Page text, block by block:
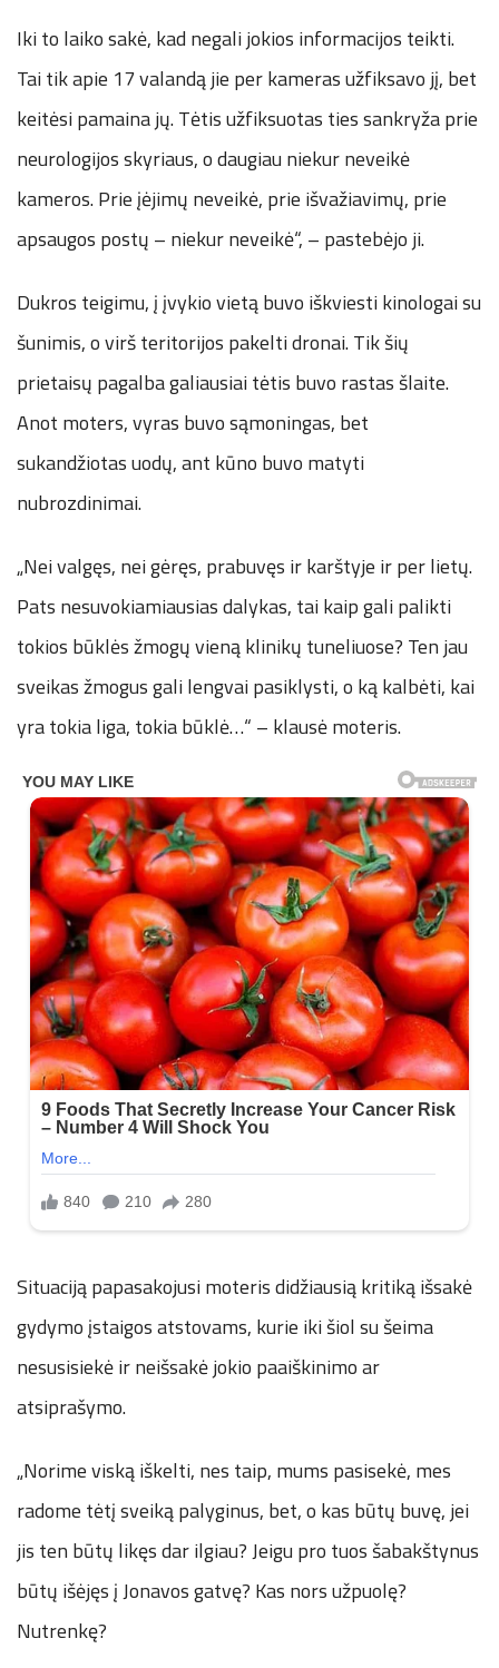
Iki to laiko sakė, kad negali jokios informacijos teikti.
Tai tik apie 17 valandą jie per kameras užfiksavo jį, bet
keitėsi pamaina jų. Tėtis užfiksuotas ties sankryža prie
neurologijos skyriaus, o daugiau niekur neveikė
kameros. Prie įėjimų neveikė, prie išvažiavimų, prie
apsaugos postų – niekur neveikė“, – pastebėjo ji.
Dukros teigimu, į įvykio vietą buvo iškviesti kinologai su
šunimis, o virš teritorijos pakelti dronai. Tik šių
prietaisų pagalba galiausiai tėtis buvo rastas šlaite.
Anot moters, vyras buvo sąmoningas, bet
sukandžiotas uodų, ant kūno buvo matyti
nubrozdinimai.
„Nei valgęs, nei gėręs, prabuvęs ir karštyje ir per lietų.
Pats nesuvokiamiausias dalykas, tai kaip gali palikti
tokios būklės žmogų vieną klinikų tuneliuose? Ten jau
sveikas žmogus gali lengvai pasiklysti, o ką kalbėti, kai
yra tokia liga, tokia būklė…“ – klausė moteris.
Situaciją papasakojusi moteris didžiausią kritiką išsakė
gydymo įstaigos atstovams, kurie iki šiol su šeima
nesusisiekė ir neišsakė jokio paaiškinimo ar
atsiprašymo.
„Norime viską iškelti, nes taip, mums pasisekė, mes
radome tėtį sveiką palyginus, bet, o kas būtų buvę, jei
jis ten būtų likęs dar ilgiau? Jeigu pro tuos šabakštynus
būtų išėjęs į Jonavos gatvę? Kas nors užpuolę?
Nutrenkę?